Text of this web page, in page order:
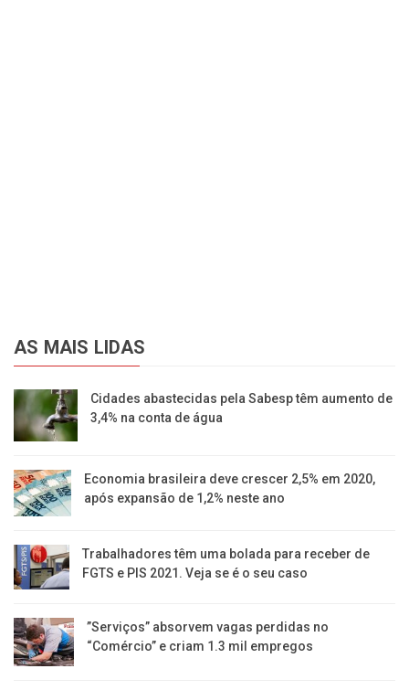
AS MAIS LIDAS
Cidades abastecidas pela Sabesp têm aumento de
3,4% na conta de água
Economia brasileira deve crescer 2,5% em 2020,
após expansão de 1,2% neste ano
Trabalhadores têm uma bolada para receber de
FGTS e PIS 2021. Veja se é o seu caso
​”Serviços” absorvem vagas perdidas no
“Comércio” e criam 1.3 mil empregos